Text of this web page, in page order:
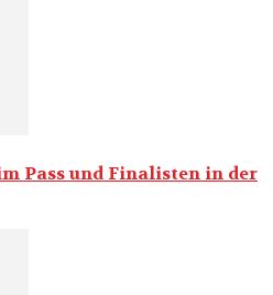
Pass und Finalisten in der